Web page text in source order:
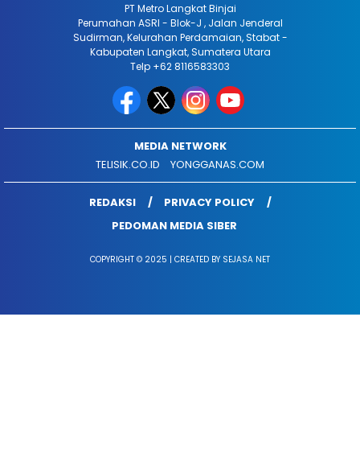
PT Metro Langkat Binjai
Perumahan ASRI - Blok-J , Jalan Jenderal
Sudirman, Kelurahan Perdamaian, Stabat -
Kabupaten Langkat, Sumatera Utara
Telp +62 8116583303
MEDIA NETWORK
TELISIK.CO.ID
YONGGANAS.COM
REDAKSI
PRIVACY POLICY
PEDOMAN MEDIA SIBER
COPYRIGHT © 2025 | CREATED BY SEJASA NET